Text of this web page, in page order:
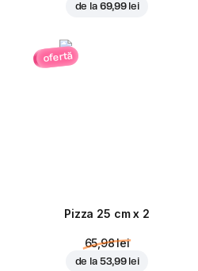
de la 69,99 lei
ofertă
Pizza 25 cm x 2
65,98 lei
de la 53,99 lei